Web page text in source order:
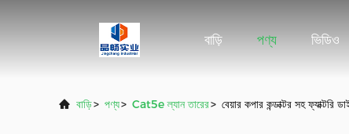
বাড়ি পণ্য ভিডিও
বাড়ি> পণ্য> Cat5e ল্যান তারের> বেয়ার কপার কন্ডাক্টর সহ